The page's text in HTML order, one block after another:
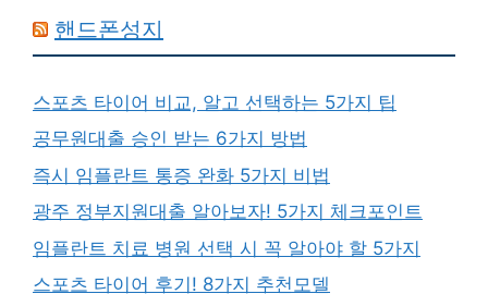
핸드폰성지
스포츠 타이어 비교, 알고 선택하는 5가지 팁
공무원대출 승인 받는 6가지 방법
즉시 임플란트 통증 완화 5가지 비법
광주 정부지원대출 알아보자! 5가지 체크포인트
임플란트 치료 병원 선택 시 꼭 알아야 할 5가지
스포츠 타이어 후기! 8가지 추천모델